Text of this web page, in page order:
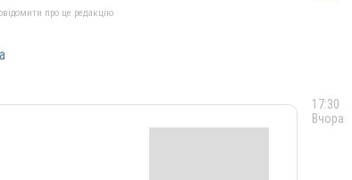
про це редакцію
17:30
Вчора